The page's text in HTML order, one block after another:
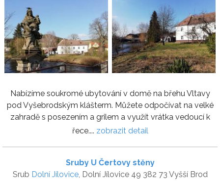
Nabízíme soukromé ubytování v domě na břehu Vltavy
pod Vyšebrodským klášterm. Můžete odpočívat na velké
zahradě s posezením a grilem a využít vrátka vedoucí k
řece.... zobrazit detail
Sruby U Čertovy stěny
Srub Dolní Jílovice, Dolní Jílovice 49 382 73 Vyšší Brod